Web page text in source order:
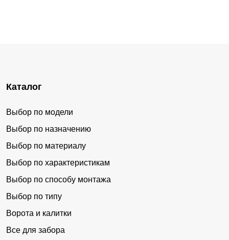
Каталог
Выбор по модели
Выбор по назначению
Выбор по материалу
Выбор по характеристикам
Выбор по способу монтажа
Выбор по типу
Ворота и калитки
Все для забора